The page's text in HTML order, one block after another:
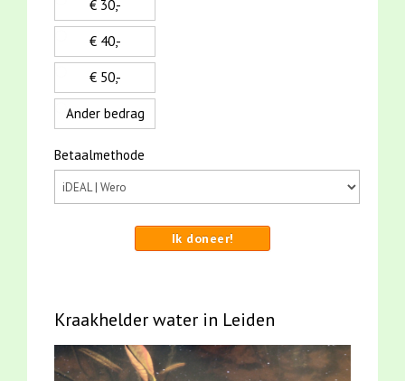
€ 30,-
€ 40,-
€ 50,-
Ander bedrag
Betaalmethode
Ik doneer!
Kraakhelder water in Leiden